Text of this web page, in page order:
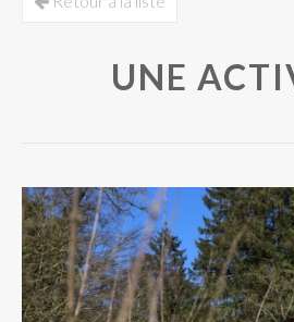
UNE